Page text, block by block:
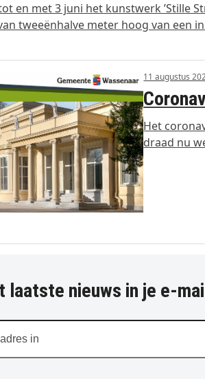
en met 3 juni het kunstwerk ’Stille
tweeënhalve meter hoog van een
11 augustus
Het
draad nu
laatste nieuws in je e-